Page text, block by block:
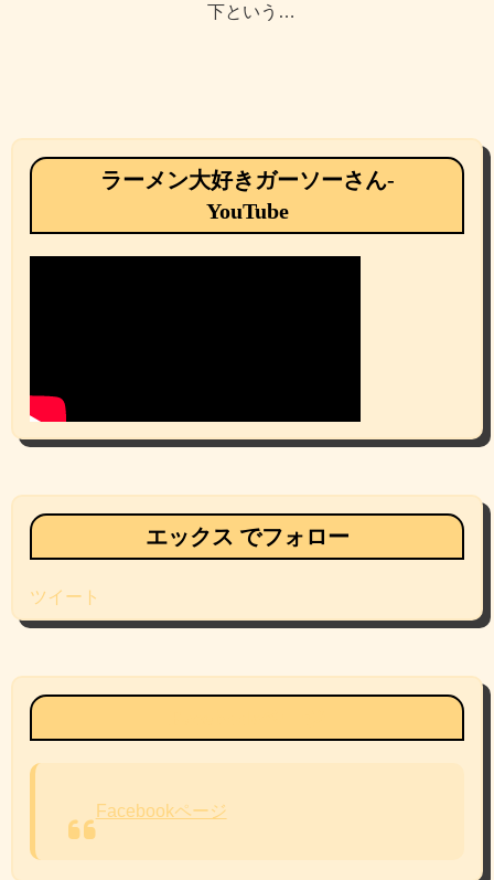
下という…
ラーメン大好きガーソーさん-
YouTube
エックス でフォロー
ツイート
Facebookページ